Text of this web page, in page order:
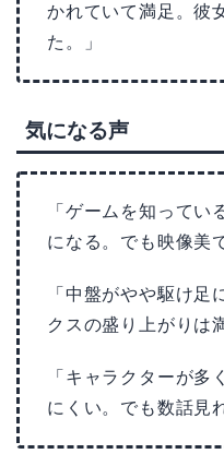
かれていて満足。彼
た。」
気になる声
「ゲームを知ってい
になる。でも映像美
「中盤がやや駆け足
クスの盛り上がりは
「キャラクターが多
にくい。でも数話見